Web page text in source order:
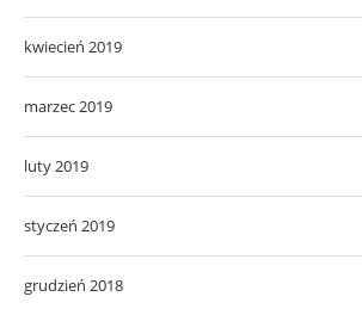
kwiecień 2019
marzec 2019
luty 2019
styczeń 2019
grudzień 2018